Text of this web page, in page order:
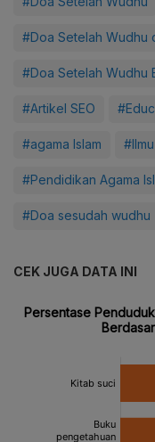
#Doa Setelah Wudhu
#Doa Setelah Wudhu
#Artikel SEO
#agama Islam
#Pendidikan Agama
#Doa sesudah wudhu
CEK JUGA DATA INI